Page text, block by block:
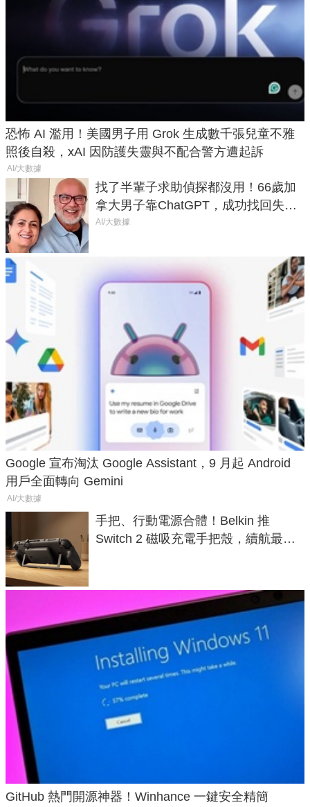
恐怖 AI 濫用！美國男子用 Grok 生成數千張兒童不雅
照後自殺，xAI 因防護失靈與不配合警方遭起訴
AI/大數據
找了半輩子求助偵探都沒用！66歲加
拿大男子靠ChatGPT，成功找回失散
50年家人
AI/大數據
Google 宣布淘汰 Google Assistant，9 月起 Android
用戶全面轉向 Gemini
AI/大數據
手把、行動電源合體！Belkin 推
Switch 2 磁吸充電手把殼，續航最高
GitHub 熱門開源神器！Winhance 一鍵安全精簡